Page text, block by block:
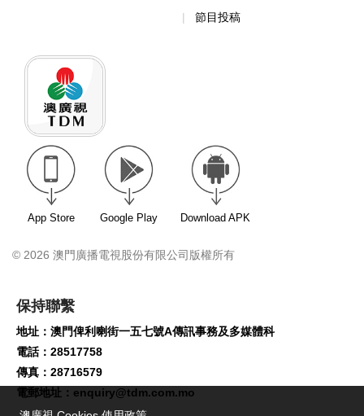
節目投稿
App Store Google Play Download APK
© 2026 澳門廣播電視股份有限公司版權所有
保持聯繫
地址：澳門俾利喇街一五七號A傳訊事務及多媒體科
電話：28517758
傳真：28716579
電郵地址： enquiry@tdm.com.mo